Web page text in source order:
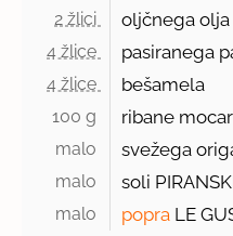
2 žlici oljčnega olja
4 žlice pasiranega
4 žlice bešamela
100 g ribane
malo svežega
malo soli
malo popra LE